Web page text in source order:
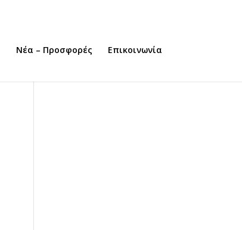
Νέα – Προσφορές Επικοινωνία